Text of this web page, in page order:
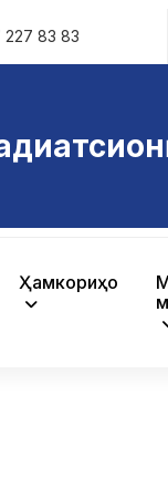
227 83 83
Ҳамкориҳо